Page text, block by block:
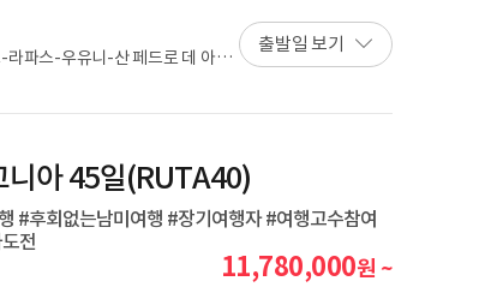
파스-우유니-산 페드로 데 아타
출발일 보기
니아 45일(RUTA40)
#후회없는남미여행 #장기여행자 #여행고수참여
전
11,780,000원 ~